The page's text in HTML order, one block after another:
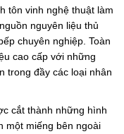
tôn vinh nghệ thuật làm
nguyên liệu thủ
chuyên nghiệp. Toàn
cao cấp với những
trong đầy các loại nhân
cắt thành những hình
một miếng bên ngoài